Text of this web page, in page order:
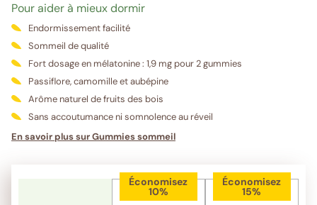
Pour aider à mieux dormir
Endormissement facilité
Sommeil de qualité
Fort dosage en mélatonine : 1,9 mg pour 2 gummies
Passiflore, camomille et aubépine
Arôme naturel de fruits des bois
Sans accoutumance ni somnolence au réveil
En savoir plus sur Gummies sommeil
Économisez
10%
Économisez
15%